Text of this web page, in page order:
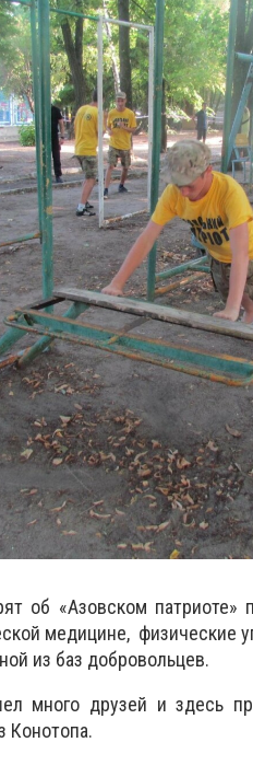
об «Азовском
медицине,
из баз добровольцев.
много друзей и здесь
Конотопа.